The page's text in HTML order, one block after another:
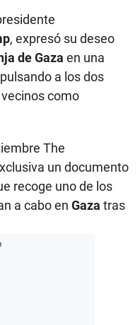
, expresó su deseo
de Gaza en una
a los dos
como
The
un documento
recoge uno de los
a cabo en Gaza tras